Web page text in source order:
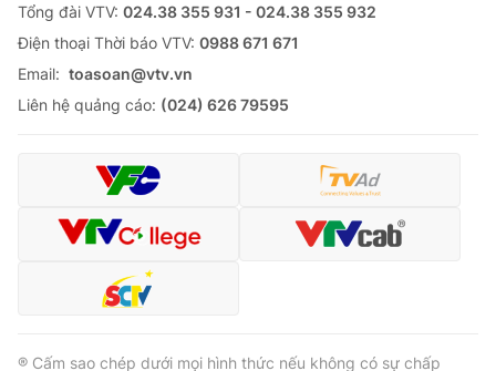
Tổng đài VTV: 024.38 355 931 - 024.38 355 932
Ðiện thoại Thời báo VTV: 0988 671 671
Email: toasoan@vtv.vn
Liên hệ quảng cáo: (024) 626 79595
® Cấm sao chép dưới mọi hình thức nếu không có sự chấp